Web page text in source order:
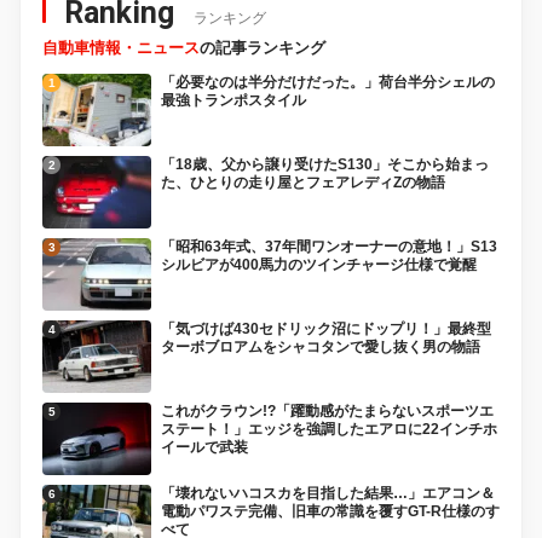
Ranking ランキング
自動車情報・ニュースの記事ランキング
「必要なのは半分だけだった。」荷台半分シェルの
最強トランポスタイル
「18歳、父から譲り受けたS130」そこから始まっ
た、ひとりの走り屋とフェアレディZの物語
「昭和63年式、37年間ワンオーナーの意地！」S13
シルビアが400馬力のツインチャージ仕様で覚醒
「気づけば430セドリック沼にドップリ！」最終型
ターボブロアムをシャコタンで愛し抜く男の物語
これがクラウン!?「躍動感がたまらないスポーツエ
ステート！」エッジを強調したエアロに22インチホ
イールで武装
「壊れないハコスカを目指した結果…」エアコン＆
電動パワステ完備、旧車の常識を覆すGT-R仕様のす
べて